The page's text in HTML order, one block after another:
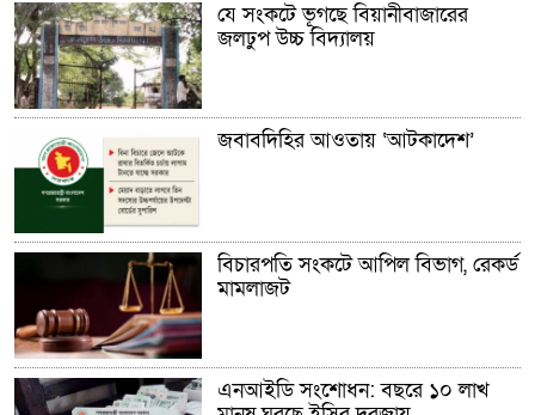
যে সংকটে ভূগছে বিয়ানীবাজারের
জলঢুপ উচ্চ বিদ্যালয়
জবাবদিহির আওতায় ‘আটকাদেশ’
বিচারপতি সংকটে আপিল বিভাগ, রেকর্ড
মামলাজট
এনআইডি সংশোধন: বছরে ১০ লাখ